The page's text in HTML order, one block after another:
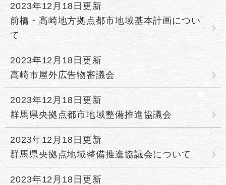
2023年12月18日更新
前橋・高崎地方拠点都市地域基本計画につい
て
2023年12月18日更新
高崎市屋外広告物審議会
2023年12月18日更新
群馬県央拠点都市地域整備推進協議会
2023年12月18日更新
群馬県央拠点地域整備推進協議会について
2023年12月18日更新